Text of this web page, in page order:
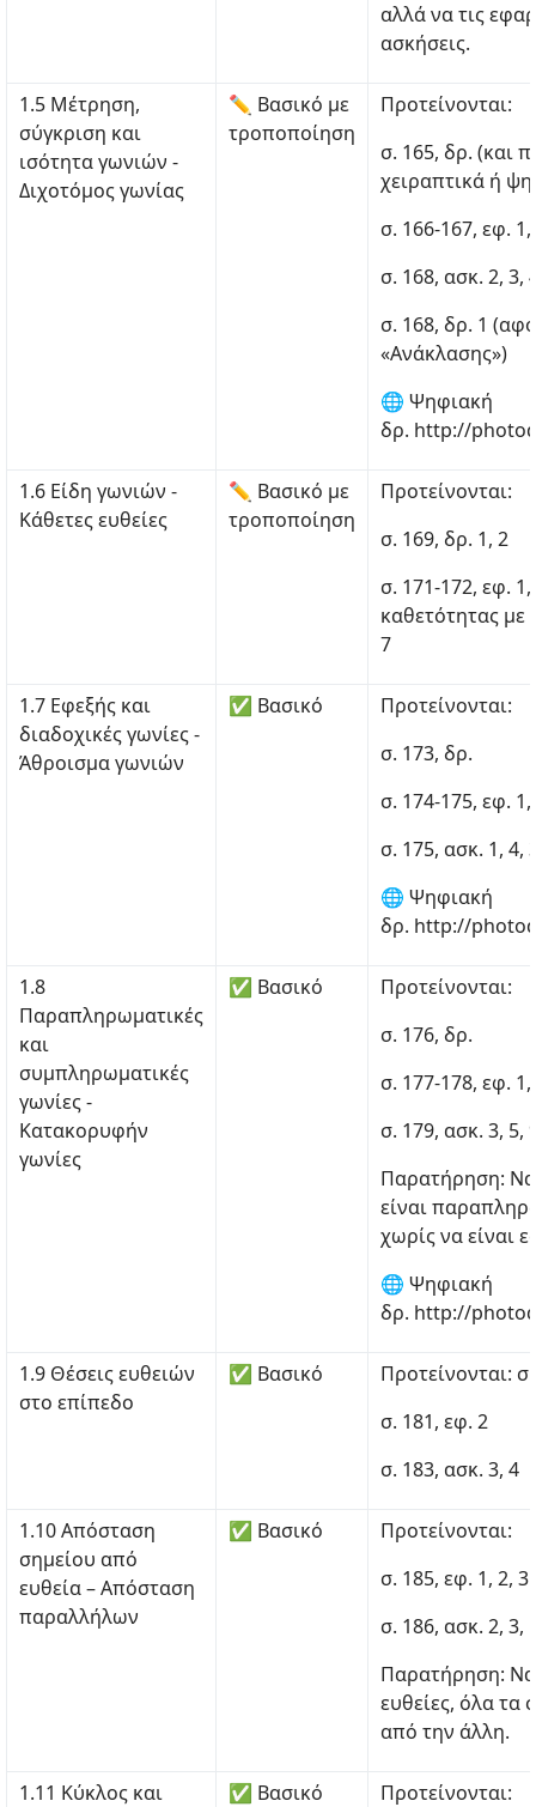
αλλά να τις
ασκήσεις.
1.5 Μέτρηση,
σύγκριση και
ισότητα γωνιών -
Διχοτόμος γωνίας
✏ Βασικό με
τροποποίηση
Προτείνονται:
σ. 165, δρ. (και
χειραπτικά ή
σ. 166-167, εφ. 1,
σ. 168, ασκ. 2, 3,
σ. 168, δρ. 1
«Ανάκλασης»)
🌐 Ψηφιακή
δρ. http://
1.6 Είδη γωνιών -
Κάθετες ευθείες
✏ Βασικό με
τροποποίηση
Προτείνονται:
σ. 169, δρ. 1, 2
σ. 171-172, εφ. 1,
καθετότητας
7
1.7 Εφεξής και
διαδοχικές γωνίες -
Άθροισμα γωνιών
✅ Βασικό
Προτείνονται:
σ. 173, δρ.
σ. 174-175, εφ. 1,
σ. 175, ασκ. 1, 4,
🌐 Ψηφιακή
δρ. http://
1.8
Παραπληρωματικές
και
συμπληρωματικές
γωνίες -
Κατακορυφήν
γωνίες
✅ Βασικό
Προτείνονται:
σ. 176, δρ.
σ. 177-178, εφ. 1,
σ. 179, ασκ. 3, 5,
Παρατήρηση: Να
είναι
χωρίς να είναι
🌐 Ψηφιακή
δρ. http://
1.9 Θέσεις ευθειών
στο επίπεδο
✅ Βασικό
Προτείνονται:
σ. 181, εφ. 2
σ. 183, ασκ. 3, 4
1.10 Απόσταση
σημείου από
ευθεία – Απόσταση
παραλλήλων
✅ Βασικό
Προτείνονται:
σ. 185, εφ. 1, 2, 3
σ. 186, ασκ. 2, 3,
Παρατήρηση: Να
ευθείες, όλα τα
από την άλλη.
1.11 Κύκλος και ✅ Βασικό Προτείνονται: